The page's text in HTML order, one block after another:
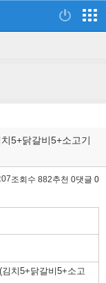
5+닭갈비5+소고기
조회수 882추천 0댓글 0
치5+닭갈비5+소고